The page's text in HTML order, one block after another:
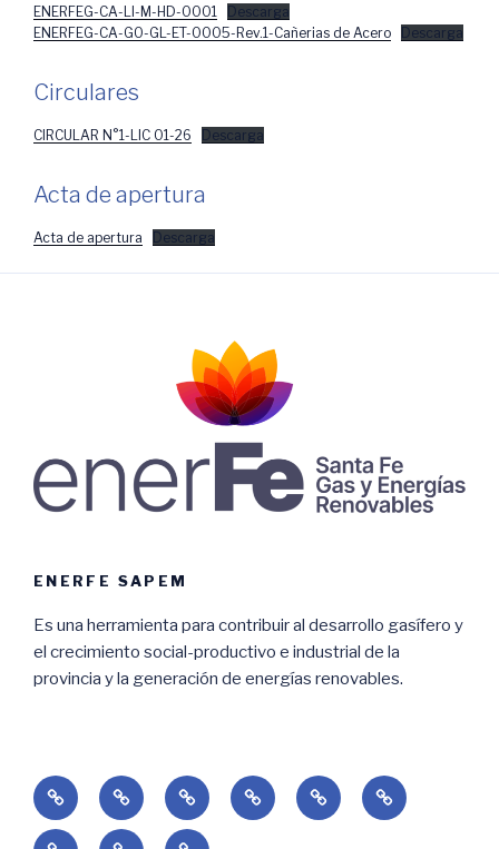
ENERFEG-CA-LI-M-HD-0001
Descarga
ENERFEG-CA-GO-GL-ET-0005-Rev.1-Cañerias de Acero
Descarga
Circulares
CIRCULAR N°1-LIC 01-26 Descarga
Acta de apertura
Acta de apertura Descarga
ENERFE SAPEM
Es una herramienta para contribuir al desarrollo gasífero y
el crecimiento social-productivo e industrial de la
provincia y la generación de energías renovables.
Home EmpresaRenovables
Gas Licitaciones
ContactoSubs. Consultas